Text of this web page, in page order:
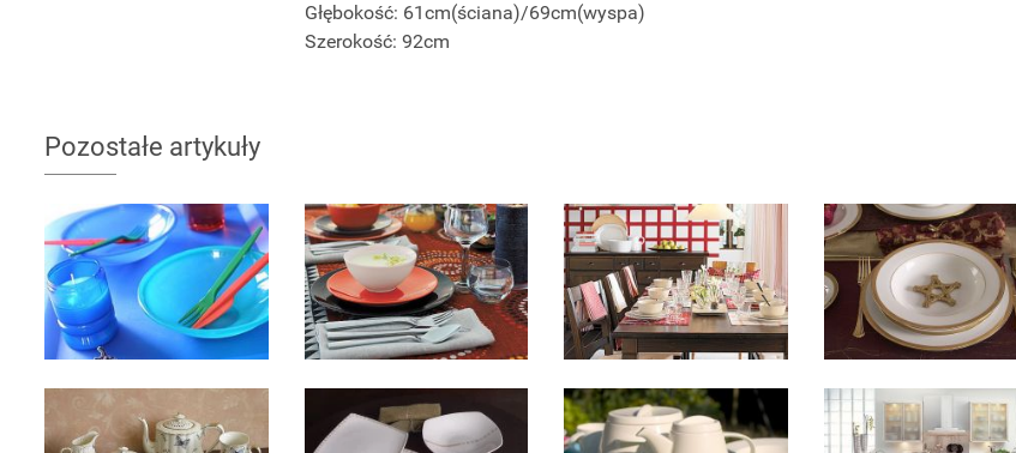
Głębokość: 61cm(ściana)/69cm(wyspa)
Szerokość: 92cm
Pozostałe artykuły